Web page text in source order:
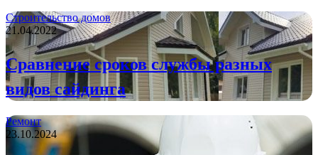
Строительство домов
21.04.2022
Сравнение сроков службы разных
видов сайдинга
Ремонт
23.10.2024